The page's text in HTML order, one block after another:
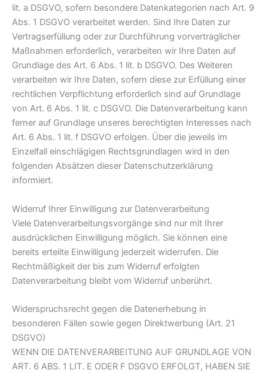
lit. a DSGVO, sofern besondere Datenkategorien nach Art. 9
Abs. 1 DSGVO verarbeitet werden. Sind Ihre Daten zur
Vertragserfüllung oder zur Durchführung vorvertraglicher
Maßnahmen erforderlich, verarbeiten wir Ihre Daten auf
Grundlage des Art. 6 Abs. 1 lit. b DSGVO. Des Weiteren
verarbeiten wir Ihre Daten, sofern diese zur Erfüllung einer
rechtlichen Verpflichtung erforderlich sind auf Grundlage
von Art. 6 Abs. 1 lit. c DSGVO. Die Datenverarbeitung kann
ferner auf Grundlage unseres berechtigten Interesses nach
Art. 6 Abs. 1 lit. f DSGVO erfolgen. Über die jeweils im
Einzelfall einschlägigen Rechtsgrundlagen wird in den
folgenden Absätzen dieser Datenschutzerklärung
informiert.
Widerruf Ihrer Einwilligung zur Datenverarbeitung
Viele Datenverarbeitungsvorgänge sind nur mit Ihrer
ausdrücklichen Einwilligung möglich. Sie können eine
bereits erteilte Einwilligung jederzeit widerrufen. Die
Rechtmäßigkeit der bis zum Widerruf erfolgten
Datenverarbeitung bleibt vom Widerruf unberührt.
Widerspruchsrecht gegen die Datenerhebung in
besonderen Fällen sowie gegen Direktwerbung (Art. 21
DSGVO)
WENN DIE DATENVERARBEITUNG AUF GRUNDLAGE VON
ART. 6 ABS. 1 LIT. E ODER F DSGVO ERFOLGT, HABEN SIE